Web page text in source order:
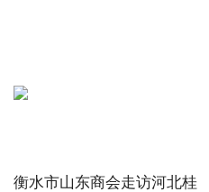
衡水市山东商会走访河北桂